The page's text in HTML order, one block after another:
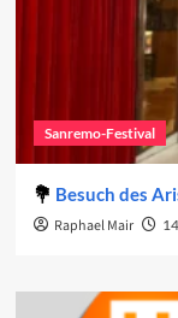
Sanremo-Festival
Besuch des
Raphael Mair